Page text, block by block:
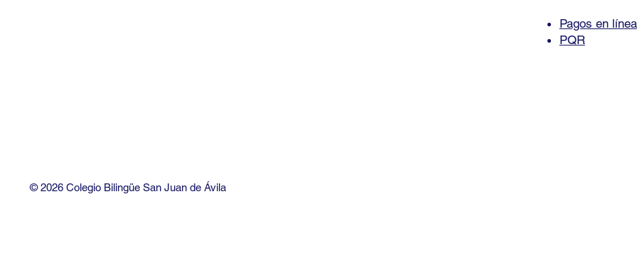
Pagos en línea
PQR
© 2026 Colegio Bilingüe San Juan de Ávila